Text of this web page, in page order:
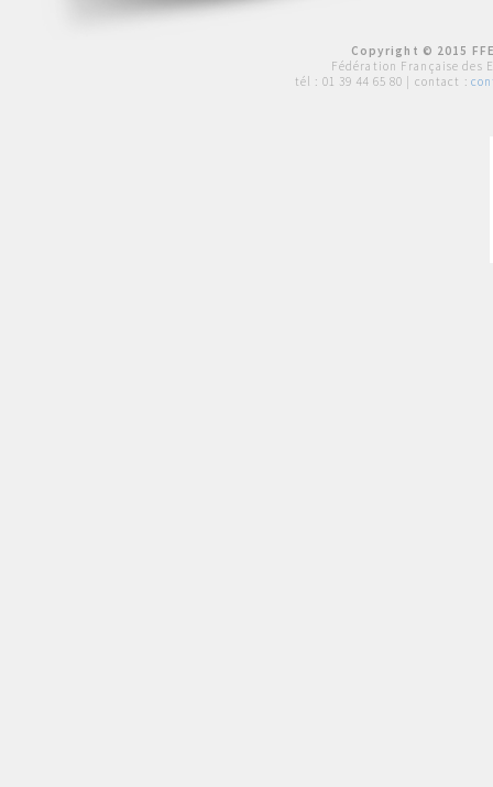
Copyright © 2015
Fédération Française des
tél : 01 39 44 65 80 | contact :